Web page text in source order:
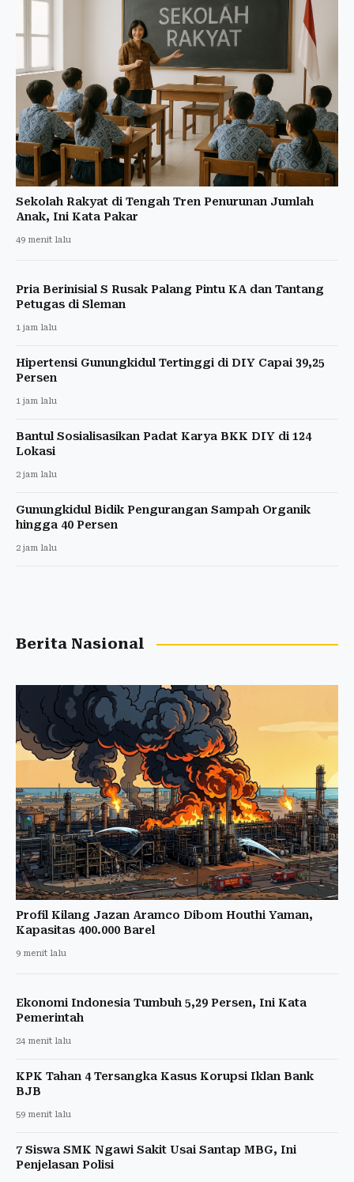
Sekolah Rakyat di Tengah Tren Penurunan Jumlah
Anak, Ini Kata Pakar
49 menit lalu
Pria Berinisial S Rusak Palang Pintu KA dan Tantang
Petugas di Sleman
1 jam lalu
Hipertensi Gunungkidul Tertinggi di DIY Capai 39,25
Persen
1 jam lalu
Bantul Sosialisasikan Padat Karya BKK DIY di 124
Lokasi
2 jam lalu
Gunungkidul Bidik Pengurangan Sampah Organik
hingga 40 Persen
2 jam lalu
Berita Nasional
Profil Kilang Jazan Aramco Dibom Houthi Yaman,
Kapasitas 400.000 Barel
9 menit lalu
Ekonomi Indonesia Tumbuh 5,29 Persen, Ini Kata
Pemerintah
24 menit lalu
KPK Tahan 4 Tersangka Kasus Korupsi Iklan Bank
BJB
59 menit lalu
7 Siswa SMK Ngawi Sakit Usai Santap MBG, Ini
Penjelasan Polisi